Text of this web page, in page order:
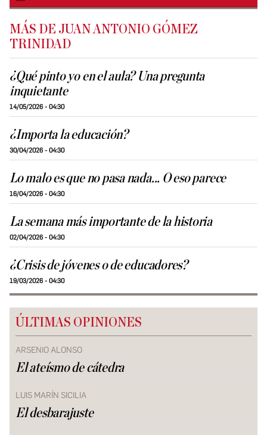
MÁS DE JUAN ANTONIO GÓMEZ
TRINIDAD
¿Qué pinto yo en el aula? Una pregunta
inquietante
14/05/2026 - 04:30
¿Importa la educación?
30/04/2026 - 04:30
Lo malo es que no pasa nada... O eso parece
16/04/2026 - 04:30
La semana más importante de la historia
02/04/2026 - 04:30
¿Crisis de jóvenes o de educadores?
19/03/2026 - 04:30
ÚLTIMAS OPINIONES
ARSENIO ALONSO
El ateísmo de cátedra
LUIS MARÍN SICILIA
El desbarajuste